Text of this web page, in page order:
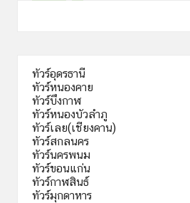
ทัวร์อุดรธานี
ทัวร์หนองคาย
ทัวร์บึงกาฬ
ทัวร์หนองบัวลำภู
ทัวร์เลย(เชียงคาน)
ทัวร์สกลนคร
ทัวร์นครพนม
ทัวร์ขอนแก่น
ทัวร์กาฬสินธ์
ทัวร์มุกดาหาร